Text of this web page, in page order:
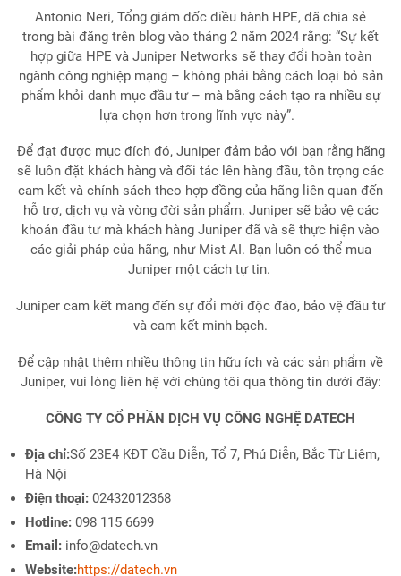
Antonio Neri, Tổng giám đốc điều hành HPE, đã chia sẻ
trong bài đăng trên blog vào tháng 2 năm 2024 rằng: “Sự kết
hợp giữa HPE và Juniper Networks sẽ thay đổi hoàn toàn
ngành công nghiệp mạng – không phải bằng cách loại bỏ sản
phẩm khỏi danh mục đầu tư – mà bằng cách tạo ra nhiều sự
lựa chọn hơn trong lĩnh vực này”.
Để đạt được mục đích đó, Juniper đảm bảo với bạn rằng hãng
sẽ luôn đặt khách hàng và đối tác lên hàng đầu, tôn trọng các
cam kết và chính sách theo hợp đồng của hãng liên quan đến
hỗ trợ, dịch vụ và vòng đời sản phẩm. Juniper sẽ bảo vệ các
khoản đầu tư mà khách hàng Juniper đã và sẽ thực hiện vào
các giải pháp của hãng, như Mist AI. Bạn luôn có thể mua
Juniper một cách tự tin.
Juniper cam kết mang đến sự đổi mới độc đáo, bảo vệ đầu tư
và cam kết minh bạch.
Để cập nhật thêm nhiều thông tin hữu ích và các sản phẩm về
Juniper, vui lòng liên hệ với chúng tôi qua thông tin dưới đây:
CÔNG TY CỔ PHẦN DỊCH VỤ CÔNG NGHỆ DATECH
Địa chỉ:Số 23E4 KĐT Cầu Diễn, Tổ 7, Phú Diễn, Bắc Từ Liêm,
Hà Nội
Điện thoại:02432012368
Hotline:098 115 6699
Email: info@datech.vn
Website:https://datech.vn